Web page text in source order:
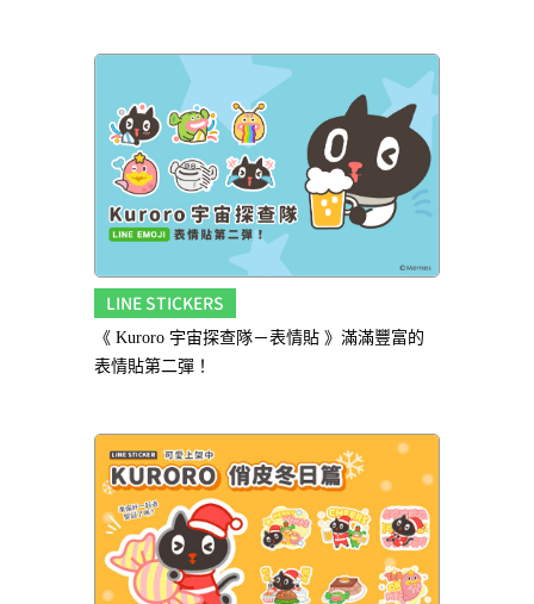
LINE STICKERS
《 Kuroro 宇宙探查隊－表情貼 》滿滿豐富的
表情貼第二彈！